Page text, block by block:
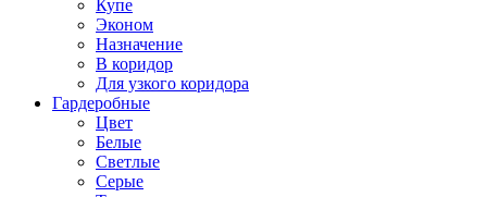
Купе
Эконом
Назначение
В коридор
Для узкого коридора
Гардеробные
Цвет
Белые
Светлые
Серые